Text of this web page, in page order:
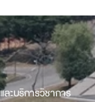
ะบริการวิชาการ